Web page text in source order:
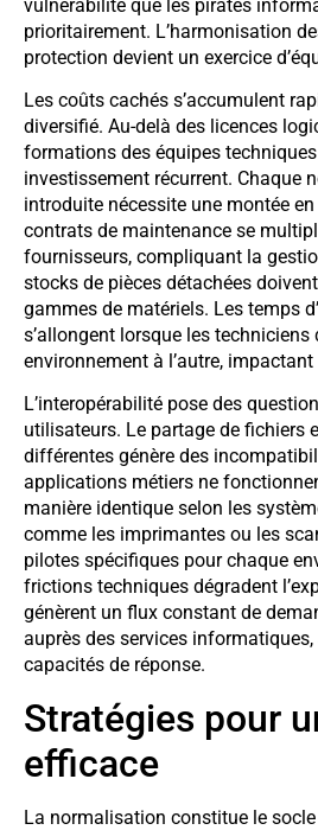
vulnérabilité que les pirates
prioritairement. L’harmonisation
protection devient un exercice
Les coûts cachés s’accumulent
diversifié. Au-delà des licences
formations des équipes
investissement récurrent. Chaque
introduite nécessite une montée
contrats de maintenance se
fournisseurs, compliquant la
stocks de pièces détachées
gammes de matériels. Les temps
s’allongent lorsque les techniciens
environnement à l’autre,
L’interopérabilité pose des
utilisateurs. Le partage de fichiers
différentes génère des
applications métiers ne
manière identique selon les
comme les imprimantes ou les
pilotes spécifiques pour chaque
frictions techniques dégradent
génèrent un flux constant de
auprès des services
capacités de réponse.
Stratégies pour
efficace
La normalisation constitue le socle